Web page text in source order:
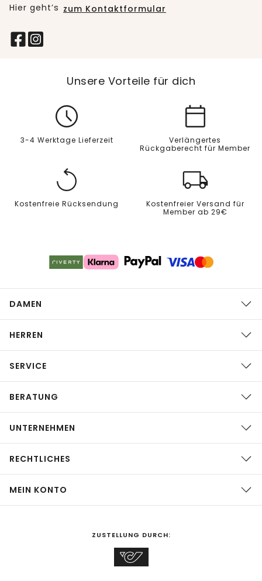
Hier geht’s zum Kontaktformular
Unsere Vorteile für dich
3-4 Werktage Lieferzeit
Verlängertes
Rückgaberecht für Member
Kostenfreie Rücksendung
Kostenfreier Versand für
Member ab 29€
DAMEN
HERREN
SERVICE
BERATUNG
UNTERNEHMEN
RECHTLICHES
MEIN KONTO
ZUSTELLUNG DURCH: